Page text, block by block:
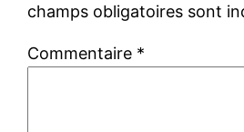
champs obligatoires sont
Commentaire *